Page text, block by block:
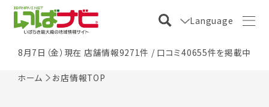
Language
8月7日（金）現在 店舗情報9271件 / 口コミ40655件を掲載中
ホーム お店情報TOP